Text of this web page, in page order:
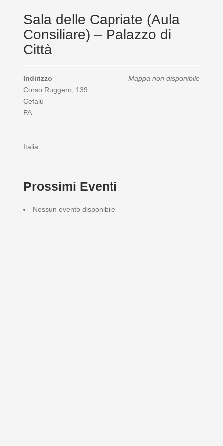
Sala delle Capriate (Aula
Consiliare) – Palazzo di
Città
Mappa non disponibile
Indirizzo
Corso Ruggero, 139
Cefalù
PA
Italia
Prossimi Eventi
Nessun evento disponibile